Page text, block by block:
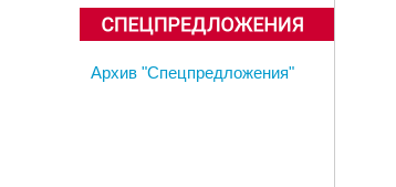
Архив "Спецпредложения"